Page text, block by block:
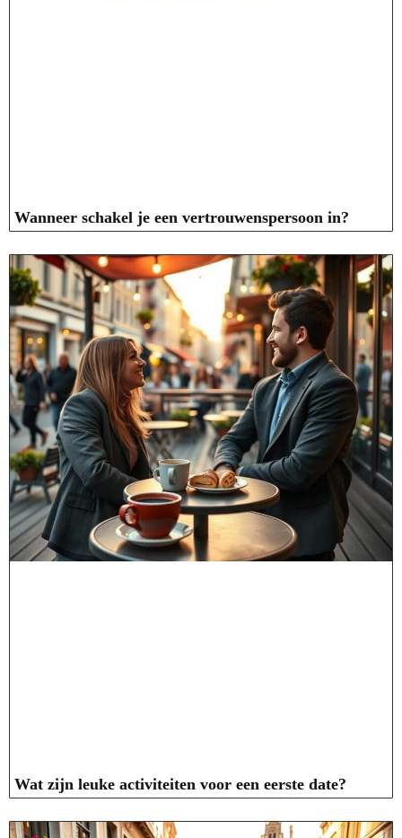
Wanneer schakel je een vertrouwenspersoon in?
Wat zijn leuke activiteiten voor een eerste date?